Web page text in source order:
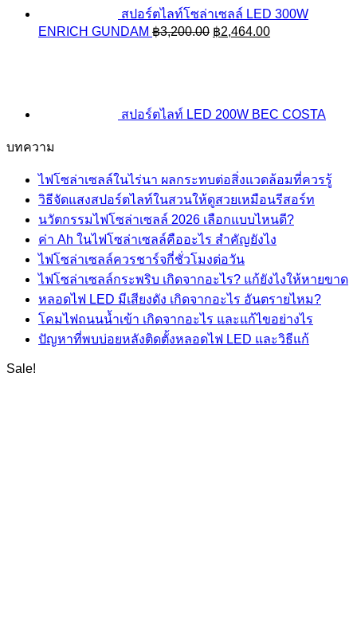
สปอร์ตไลท์โซล่าเซลล์ LED 300W
ENRICH GUNDAM ฿3,200.00 Original
฿2,464.00Current
สปอร์ตไลท์ LED 200W BEC COSTA
บทความ
ไฟโซล่าเซลล์ในไร่นา ผลกระทบต่อสิ่งแวดล้อมที่ควรรู้
วิธีจัดแสงสปอร์ตไลท์ในสวนให้ดูสวยเหมือนรีสอร์ท
นวัตกรรมไฟโซล่าเซลล์ 2026 เลือกแบบไหนดี?
ค่า Ah ในไฟโซล่าเซลล์คืออะไร สำคัญยังไง
ไฟโซล่าเซลล์ควรชาร์จกี่ชั่วโมงต่อวัน
ไฟโซล่าเซลล์กระพริบ เกิดจากอะไร? แก้ยังไงให้หายขาด
หลอดไฟ LED มีเสียงดัง เกิดจากอะไร อันตรายไหม?
โคมไฟถนนน้ำเข้า เกิดจากอะไร และแก้ไขอย่างไร
ปัญหาที่พบบ่อยหลังติดตั้งหลอดไฟ LED และวิธีแก้
Sale!